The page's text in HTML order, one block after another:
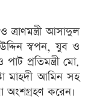
ত্রাণমন্ত্রী আসাদুল
স্বপন, যুব ও
প্রতিমন্ত্রী মো.
মাহদী আমিন সহ
অংশগ্রহণ করেন।